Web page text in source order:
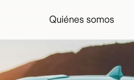
Quiénes somos